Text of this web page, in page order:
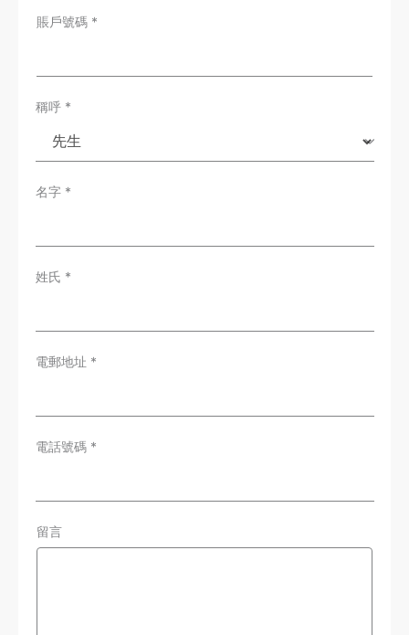
T
賬戶號碼 *
稱呼 *
名字 *
姓氏 *
電郵地址 *
電話號碼 *
留言